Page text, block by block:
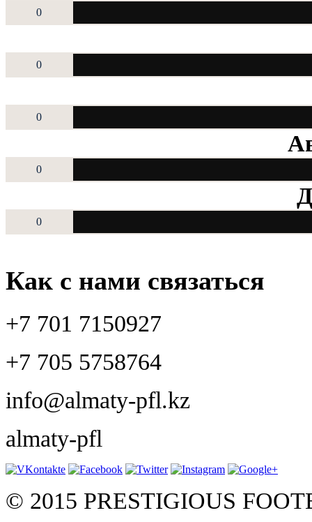
0
0
0
0
0
Как с нами связаться
+7 701 7150927
+7 705 5758764
info@almaty-pfl.kz
almaty-pfl
© 2015 PRESTIGIOUS